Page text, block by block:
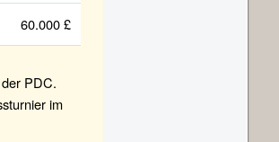
60.000 £
PDC.
im